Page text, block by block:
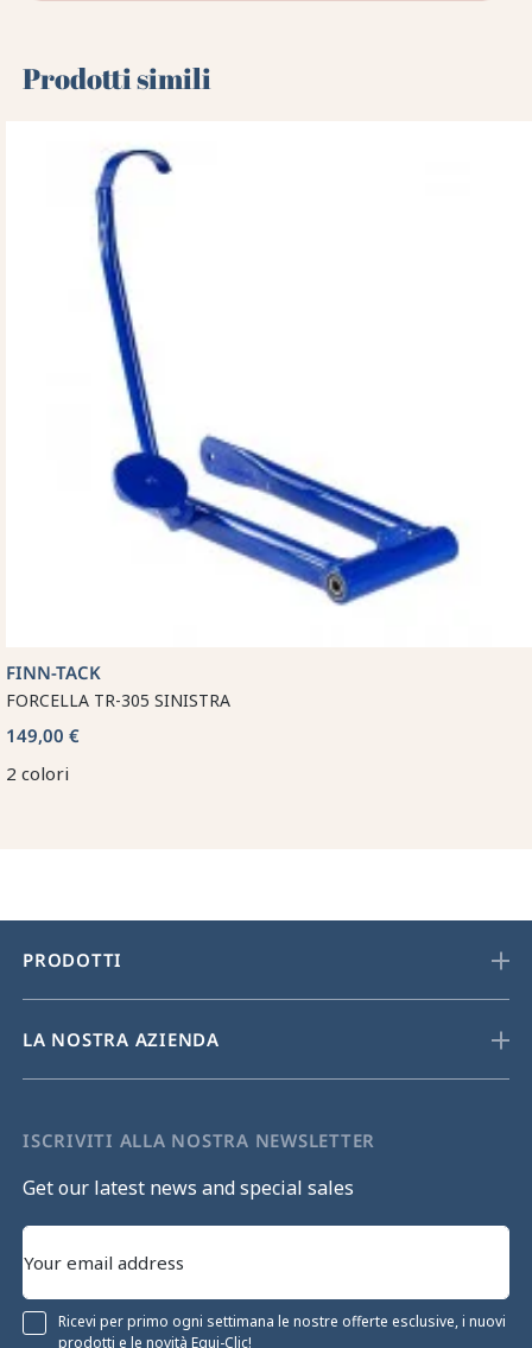
Prodotti simili
FINN-TACK
FORCELLA TR-305 SINISTRA
149,00 €
2 colori
PRODOTTI
LA NOSTRA AZIENDA
ISCRIVITI ALLA NOSTRA NEWSLETTER
Get our latest news and special sales
Ricevi per primo ogni settimana le nostre offerte esclusive, i nuovi
prodotti e le novità Equi-Clic!